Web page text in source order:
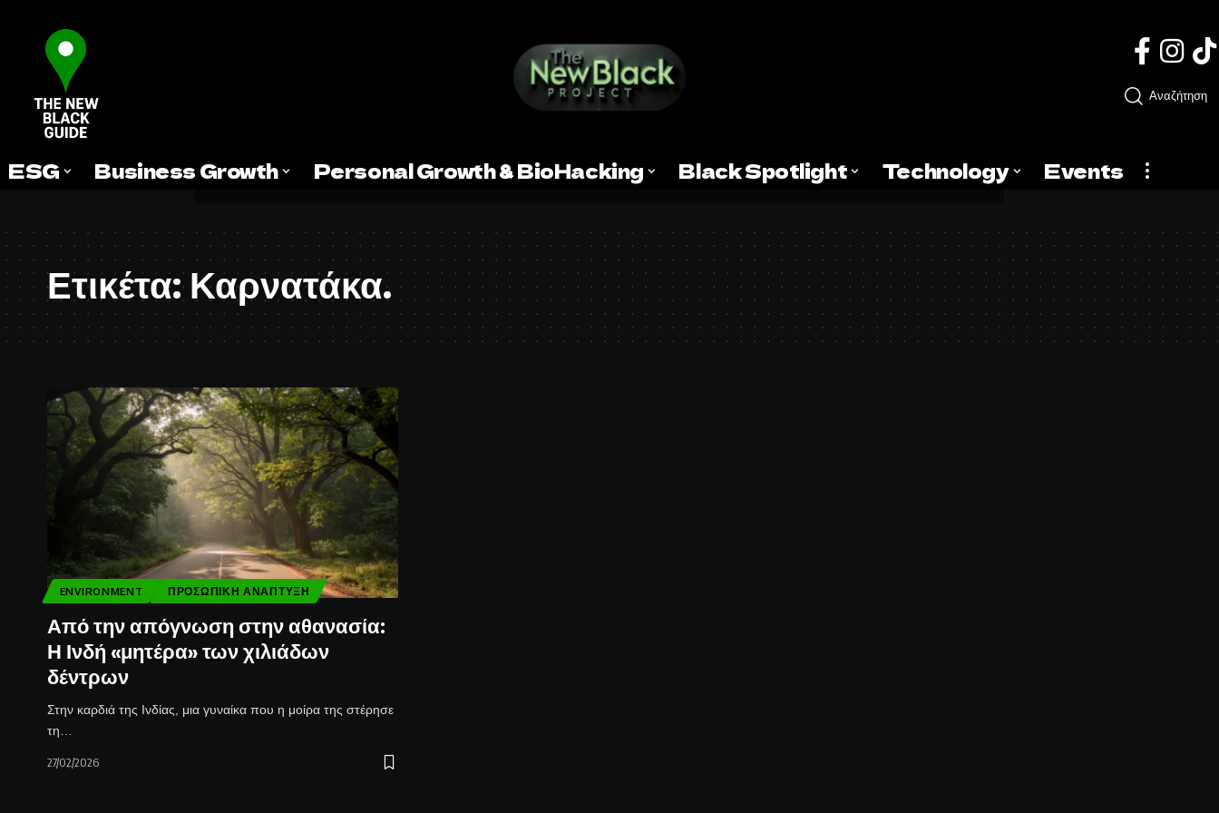
Αναζήτηση
ESG Business Growth Personal Growth & BioHacking Black Spotlight Technology Events
Ετικέτα:Καρνατάκα.
ENVIRONMENT ΠΡΟΣΩΠΙΚΉ ΑΝΆΠΤΥΞΗ
Από την απόγνωση στην αθανασία:
Η Ινδή «μητέρα» των χιλιάδων
δέντρων
Στην καρδιά της Ινδίας, μια γυναίκα που η μοίρα της στέρησε
τη…
27/02/2026